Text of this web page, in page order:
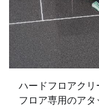
ハードフロアク
フロア専用のア